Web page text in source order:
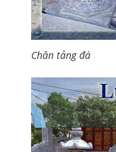
Chân tảng đá